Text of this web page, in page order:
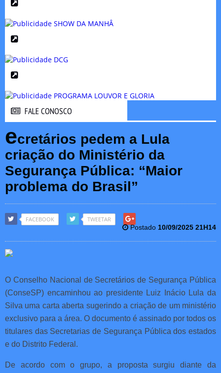
FALE CONOSCO
ecretários pedem a Lula
criação do Ministério da
Segurança Pública: “Maior
problema do Brasil”
FACEBOOK TWEETAR
Postado 10/09/2025 21H14
O Conselho Nacional de Secretários de Segurança Pública
(ConseSP) encaminhou ao presidente Luiz Inácio Lula da
Silva uma carta aberta sugerindo a criação de um ministério
exclusivo para a área. O documento é assinado por todos os
titulares das Secretarias de Segurança Pública dos estados
e do Distrito Federal.
De acordo com o grupo, a proposta surgiu diante da